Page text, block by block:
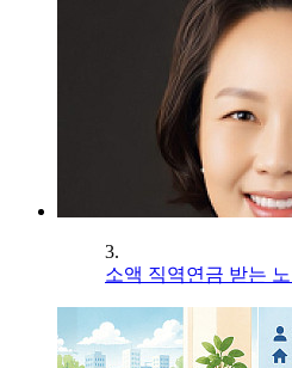
3.
소액 직역연금 받는